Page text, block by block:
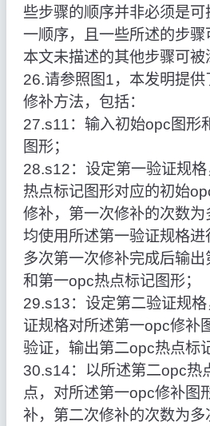
些步骤的顺序并非必须是
一顺序，且一些所述的步
本文未描述的其他步骤可被
26.请参照图1，本发明提
修补方法，包括：
27.s11：输入初始opc图形
图形；
28.s12：设定第一验证规
热点标记图形对应的初始
修补，第一次修补的次数
均使用所述第一验证规格进
多次第一次修补完成后输
和第一opc热点标记图形；
29.s13：设定第二验证规
证规格对所述第一opc修补
验证，输出第二opc热点标
30.s14：以所述第二opc热
点，对所述第一opc修补图
补，第二次修补的次数为